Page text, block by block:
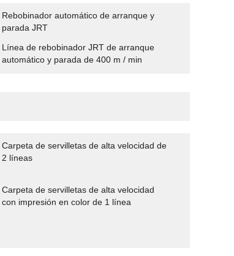
Rebobinador automático de arranque y
parada JRT
Línea de rebobinador JRT de arranque
automático y parada de 400 m / min
Carpeta de servilletas de alta velocidad de
2 líneas
Carpeta de servilletas de alta velocidad
con impresión en color de 1 línea